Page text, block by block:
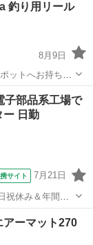
釣り用リール
8月9日
トへお持ち込
、こども用品、
料でまとめて持
部品系工場で
ー 日勤
サイト 7月21日
祝休み＆年間休
無料駐車場あり
》 人気の
ーマット270